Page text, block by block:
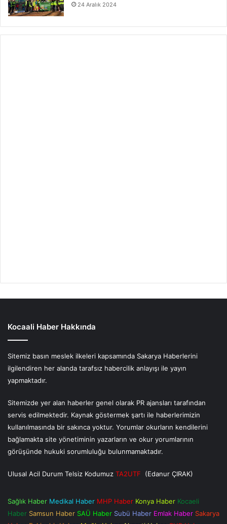
24 Aralık 2024
Kocaali Haber Hakkında
Sitemiz basın meslek ilkeleri kapsamında Sakarya Haberlerini
ilgilendiren her alanda tarafsız habercilik anlayışı ile yayın
yapmaktadır.
Sitemizde yer alan haberler genel olarak PR ajansları tarafından
servis edilmektedir. Kaynak göstermek şartı ile haberlerimizin
kullanılmasında bir sakınca yoktur. Yorumlar okurların kendilerini
bağlamakta site yönetiminin yazarların ve okur yorumlarının
görüşünde hukuki sorumluluğu bulunmamaktadır.
Ulusal Acil Durum Telsiz Kodumuz TA2UTF (Edanur ÇIRAK)
Sağlık Haber Medikal Haber MHP Haber Konya Haber Kocaeli
Haber Samsun Haber SAÜ Haber Subü Haber Emlak Haber Sakarya